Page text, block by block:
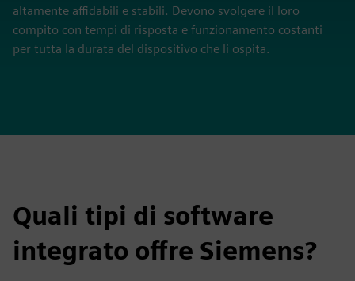
altamente affidabili e stabili. Devono svolgere il loro
compito con tempi di risposta e funzionamento costanti
per tutta la durata del dispositivo che li ospita.
Quali tipi di software
integrato offre Siemens?